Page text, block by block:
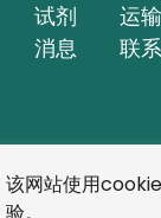
试剂
消息
运
联
该网站使用